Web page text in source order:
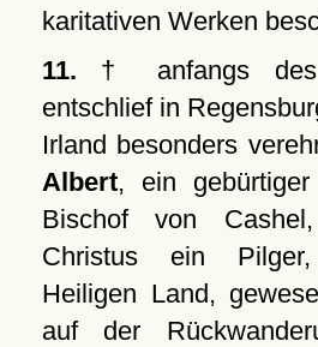
karitativen Werken
11. † anfangs des
entschlief in
Irland besonders
Albert, ein gebürtiger
Bischof von
Christus ein
Heiligen Land,
auf der